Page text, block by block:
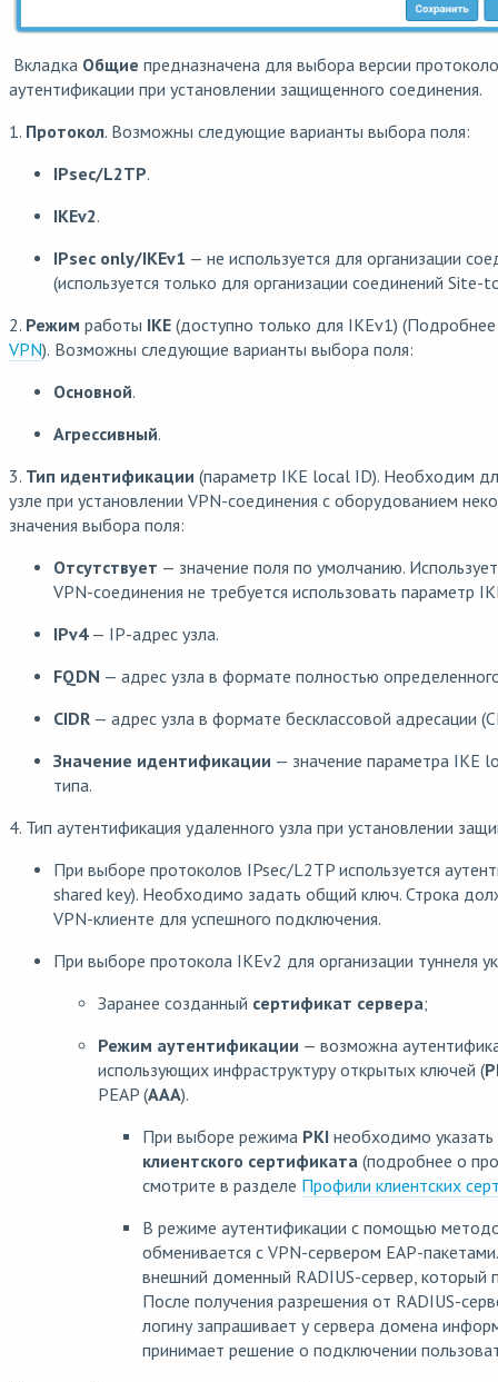
Вкладка Общие предназначена для выбора версии
аутентификации при установлении защищенного соединения.
1. Протокол. Возможны следующие варианты выбора поля:​​​​​
IPsec/L2TP.
IKEv2.
IPsec only/IKEv1 — не используется для организации
(используется только для организации соединений Site-
2. Режим работы IKE (доступно только для IKEv1)
VPN). Возможны следующие варианты выбора поля:
Основной.
Агрессивный.
3. Тип идентификации (параметр IKE local ID). Необходим
узле при установлении VPN-соединения с оборудованием
значения выбора поля:
Отсутствует — значение поля по умолчанию.
VPN-соединения не требуется использовать параметр
IPv4— IP-адрес узла.
FQDN — адрес узла в формате полностью
CIDR — адрес узла в формате бесклассовой адресации
Значение идентификации — значение параметра IKE
типа.
4. Тип аутентификация удаленного узла при установлении
При выборе протоколов IPsec/L2TP используется
shared key). Необходимо задать общий ключ. Строка
VPN-клиенте для успешного подключения.
При выборе протокола IKEv2 для организации туннеля
Заранее созданный сертификат сервера;
Режим аутентификации — возможна
использующих инфраструктуру открытых ключей (
PEAP (AAA).
При выборе режима PKI необходимо
клиентского сертификата (подробнее о
смотрите в разделе Профили клиентских
В режиме аутентификации с помощью
обменивается с VPN-сервером EAP-
внешний доменный RADIUS-сервер, который
После получения разрешения от RADIUS-
логину запрашивает у сервера домена
принимает решение о подключении